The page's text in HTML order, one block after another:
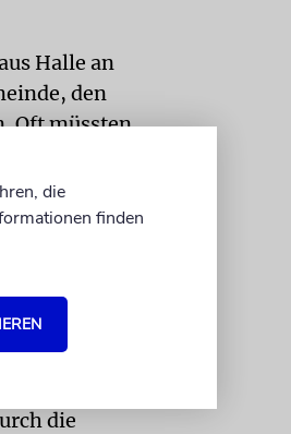
Halle an
den
Oft müssten
wird
– mit
Mincha
über
Segen
die
die
finden